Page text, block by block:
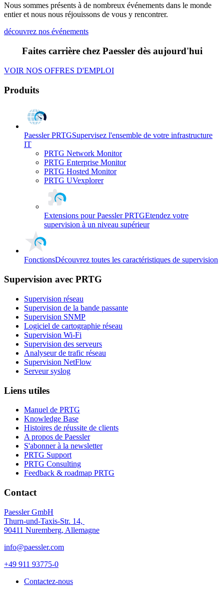
Nous sommes présents à de nombreux événements dans le monde
entier et nous nous réjouissons de vous y rencontrer.
découvrez nos événements
Faites carrière chez Paessler dès aujourd'hui
VOIR NOS OFFRES D'EMPLOI
Produits
Paessler PRTGSupervisez l'ensemble de votre infrastructure
IT
PRTG Network Monitor
PRTG Enterprise Monitor
PRTG Hosted Monitor
PRTG UVexplorer
Extensions pour Paessler PRTGEtendez votre
supervision à un niveau supérieur
FonctionsDécouvrez toutes les caractéristiques de supervision
Supervision avec PRTG
Supervision réseau
Supervision de la bande passante
Supervision SNMP
Logiciel de cartographie réseau
Supervision Wi-Fi
Supervision des serveurs
Analyseur de trafic réseau
Supervision NetFlow
Serveur syslog
Liens utiles
Manuel de PRTG
Knowledge Base
Histoires de réussite de clients
A propos de Paessler
S'abonner à la newsletter
PRTG Support
PRTG Consulting
Feedback & roadmap PRTG
Contact
Paessler GmbH
Thurn-und-Taxis-Str. 14,
90411 Nuremberg, Allemagne
info@paessler.com
+49 911 93775-0
Contactez-nous